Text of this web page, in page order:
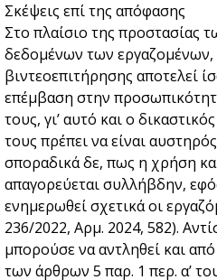
Σκέψεις επί της απόφασης
Στο πλαίσιο της προστασίας
δεδομένων των
βιντεοεπιτήρησης αποτελεί
επέμβαση στην
τους, γι’ αυτό και ο
τους πρέπει να είναι
σποραδικά δε, πως η χρήση
απαγορεύεται συλλήβδην,
ενημερωθεί σχετικά οι
236/2022, Αρμ. 2024, 582).
μπορούσε να αντληθεί και
των άρθρων 5 παρ. 1 περ. α’